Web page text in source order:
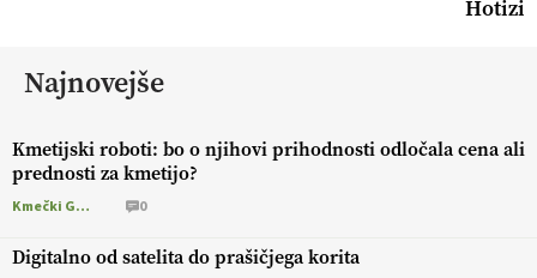
Hotizi
Najnovejše
Kmetijski roboti: bo o njihovi prihodnosti odločala cena ali
prednosti za kmetijo?
Kmečki Glas 0
Digitalno od satelita do prašičjega korita